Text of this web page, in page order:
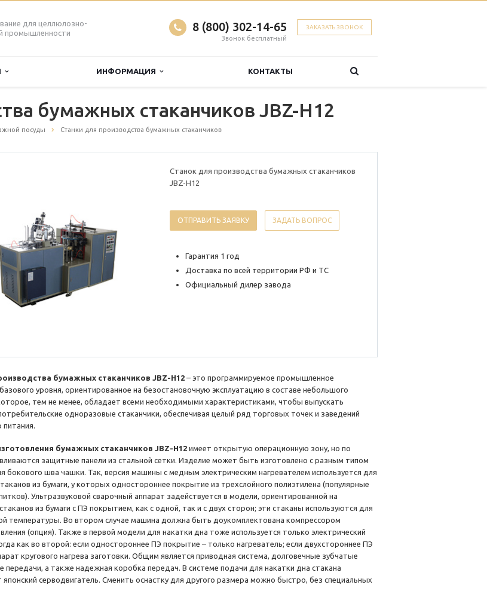
для целлюлозно-
промышленности
ЗАКАЗАТЬ ЗВОНОК
8 (800) 302-14-65
Звонок бесплатный
ИНФОРМАЦИЯ КОНТАКТЫ
бумажных стаканчиков JBZ-H12
посуды Станки для производства бумажных стаканчиков
Станок для производства бумажных стаканчиков
JBZ-H12
ОТПРАВИТЬ ЗАЯВКУ ЗАДАТЬ ВОПРОС
Гарантия 1 год
Доставка по всей территории РФ и ТС
Официальный дилер завода
бумажных стаканчиков JBZ-H12 – это программируемое промышленное
уровня, ориентированное на безостановочную эксплуатацию в составе небольшого
тем не менее, обладает всеми необходимыми характеристиками, чтобы выпускать
одноразовые стаканчики, обеспечивая целый ряд торговых точек и заведений
питания.
бумажных стаканчиков JBZ-H12 имеет открытую операционную зону, но по
защитные панели из стальной сетки. Изделие может быть изготовлено с разным типом
бокового шва чашки. Так, версия машины с медным электрическим нагревателем используется для
из бумаги, у которых одностороннее покрытие из трехслойного полиэтилена (популярные
Ультразвуковой сварочный аппарат задействуется в модели, ориентированной на
из бумаги с ПЭ покрытием, как с одной, так и с двух сторон; эти стаканы используются для
температуры. Во втором случае машина должна быть доукомплектована компрессором
(опция). Также в первой модели для накатки дна тоже используется только электрический
как во второй: если одностороннее ПЭ покрытие – только нагреватель; если двухстороннее ПЭ
кругового нагрева заготовки. Общим является приводная система, долговечные зубчатые
передачи, а также надежная коробка передач. В системе подачи для накатки дна стакана
серводвигатель. Сменить оснастку для другого размера можно быстро, без специальных